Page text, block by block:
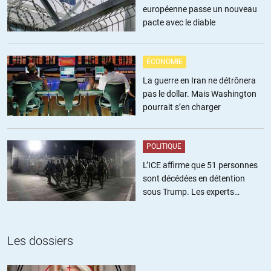
Ben si l’euro est une monnaie unique. Puisque les pays membres
de l’euro ont perdu leur monnaie propre et n’utilisent plus que
Il faudrait en effet un euro monnaie commune que tous les pays
membres utiliseraient uniquement avec l’extérieur de l’Europe,
pour « faire front commun ». Et une monnaie nationale dans
chacun d’entre eux, pour avoir des monnaies intérieures qui
Mais c’est hélas le contraire de la situation actuelle.
+1
djebel ul adil//01.09.2017 à 09h32
Ben non, vous vous trompez, renseignez vous et vous verrez
national dans chaque pays par leur banque centrale. C’est
européenne passe un nouveau
pacte avec le diable
ÉCONOMIE
La guerre en Iran ne détrônera
pas le dollar. Mais Washington
pourrait s’en charger
POLITIQUE
L’ICE affirme que 51 personnes
sont décédées en détention
sous Trump. Les experts
Les dossiers